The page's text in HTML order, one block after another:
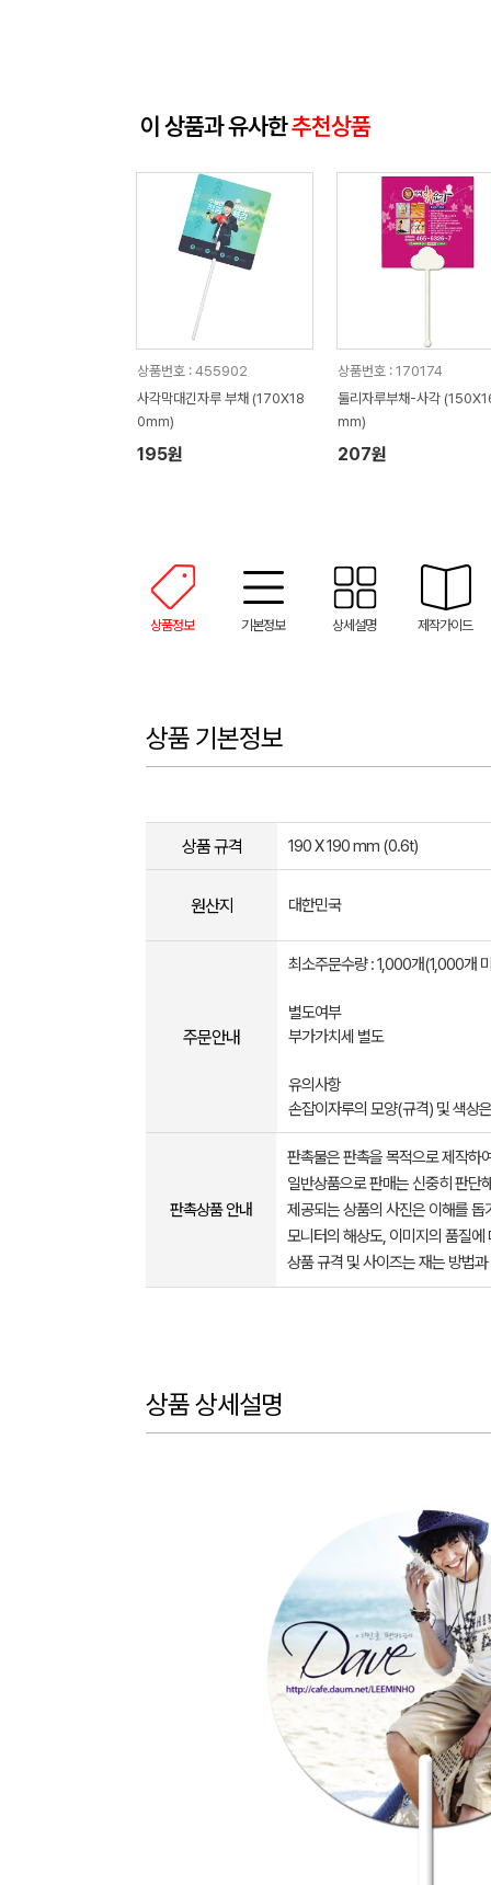
이 상품과 유사한추천상품
상품번호 : 455902
사각막대긴자루 부채 (170X18
0mm)
195원
상품번호 : 170174
둘리자루부채-사각
mm)
207원
상품정보 기본정보 상세설명 제작가이드
상품 기본정보
상품 규격 190 X 190 mm (0.6t)
원산지 대한민국
주문안내
최소주문수량 : 1,000개(1,000개
별도여부
부가가치세 별도
유의사항
손잡이자루의 모양(규격) 및 색상
판촉상품 안내
판촉물은 판촉을 목적으로 제작하
일반상품으로 판매는 신중히 판단
제공되는 상품의 사진은 이해를
모니터의 해상도, 이미지의 품질
상품 규격 및 사이즈는 재는 방법
상품 상세설명